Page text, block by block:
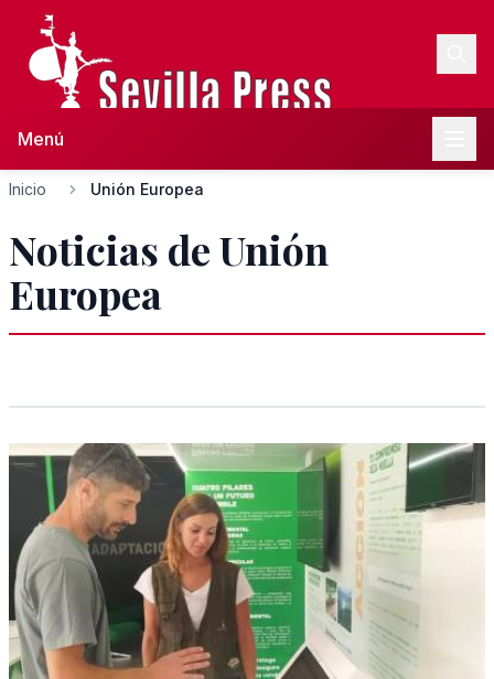
Menú
Inicio Unión Europea
Noticias de Unión
Europea